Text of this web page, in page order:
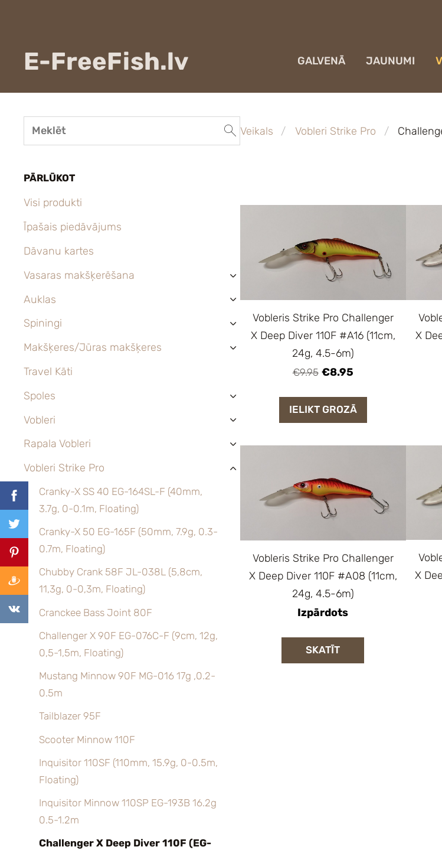
E-FreeFish.lv GALVENĀ JAUNUMI
PĀRLŪKOT
Visi produkti
Īpašais piedāvājums
Dāvanu kartes
Vasaras makšķerēšana
›
Auklas ›
Spiningi ›
Makšķeres/Jūras makšķeres ›
Travel Kāti
Spoles
›
Vobleri ›
Rapala Vobleri ›
Vobleri Strike Pro
Cranky-X SS 40 EG-164SL-F (40mm,
3.7g, 0-0.1m, Floating)
Cranky-X 50 EG-165F (50mm, 7.9g, 0.3-
0.7m, Floating)
Chubby Crank 58F JL-038L (5,8cm,
11,3g, 0-0,3m, Floating)
Cranckee Bass Joint 80F
Challenger X 90F EG-076C-F (9cm, 12g,
0,5-1,5m, Floating)
Mustang Minnow 90F MG-016 17g ,0.2-
0.5m
Tailblazer 95F
Scooter Minnow 110F
Inquisitor 110SF (110mm, 15.9g, 0-0.5m,
Floating)
Inquisitor Minnow 110SP EG-193B 16.2g
0.5-1.2m
Challenger X Deep Diver 110F (EG-
›
Veikals Vobleri Strike Pro
Vobleris Strike Pro Challenger
X Deep Diver 110F #A16 (11cm,
24g, 4.5-6m)
€9.95 €8.95
IELIKT GROZĀ
X
Vobleris Strike Pro Challenger
X Deep Diver 110F #A08 (11cm,
24g, 4.5-6m)
Izpārdots
SKATĪT
X